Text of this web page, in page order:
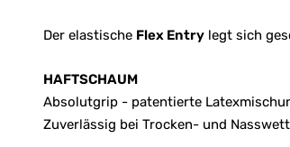
Der elastische Flex Entrylegt sich
HAFTSCHAUM
Absolutgrip - patentierte
Zuverlässig bei Trocken- und